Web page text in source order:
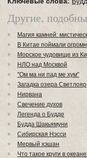
Другие,
Магия камней:
В Китае поймали
Морское чудовище из
НЛО над Москвой
"Ом ма ни пад ме хум"
Загадка озера Светлояр
Нирвана
Свечение духов
Легенда о Будде
Будда Шакьямуни
Сибирская Нэсси
Мервый хэшан
Что такое круги в